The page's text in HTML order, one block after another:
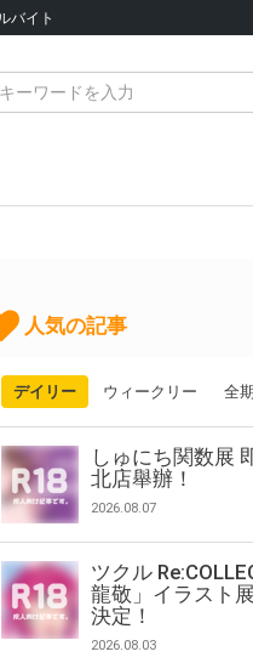
バイト
人気の記事
デイリー ウィークリー 全
しゅにち関数展
北店舉辦！
2026.08.07
ツクル
龍敬」イラスト
決定！
2026.08.03